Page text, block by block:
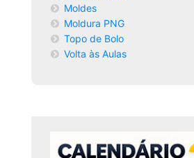
Moldes
Moldura PNG
Topo de Bolo
Volta às Aulas